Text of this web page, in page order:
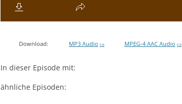
Download: MP3 Audio 0 B MPEG-4 AAC Audio 0 B
In dieser Episode mit:
ähnliche Episoden: